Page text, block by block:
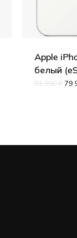
Apple
белый
91 990₽ 79